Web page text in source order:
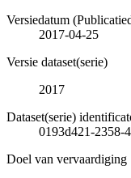
Versiedatum
2017-04-25
Versie dataset(serie)
2017
Dataset(serie)
0193d421-2358-
Doel van vervaardiging